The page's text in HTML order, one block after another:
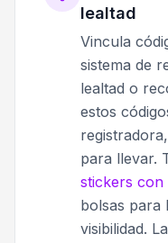
lealtad
Vincula
sistema de
lealtad o
estos
para llevar.
stickers con
bolsas para
visibilidad.